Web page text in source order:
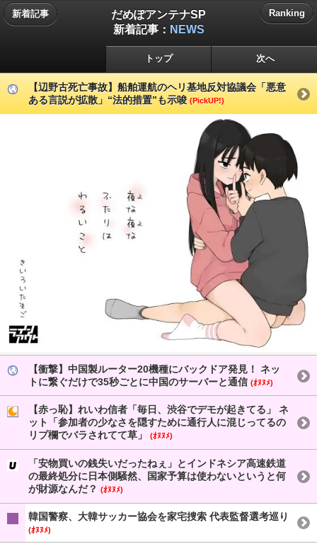
新着記事
だめぽアンテナSP
新着記事： NEWS
Ranking
トップ 次へ
【辺野古死亡事故】船舶運航のヘリ基地反対協議会「悪意
ある言説が拡散」“法的措置”も示唆 (PickUP!)
【衝撃】中国製ルーター20機種にバックドア発見！ ネッ
トに繋ぐだけで35秒ごとに中国のサーバーと通信 (ｵﾇﾇﾒ)
【赤っ恥】れいわ信者「毎日、渋谷でデモが起きてる」 ネ
ット「参加者の少なさを隠すために通行人に混じってるの
リプ欄でバラされてて草」
(ｵﾇﾇﾒ)
「安物買いの銭失いだったねぇ」とインドネシア高速鉄道
の最終処分に日本側騒然、国家予算は使わないというと何
が財源なんだ？ (ｵﾇﾇﾒ)
韓国警察、大韓サッカー協会を家宅捜索 代表監督選考巡り
(ｵﾇﾇﾒ)